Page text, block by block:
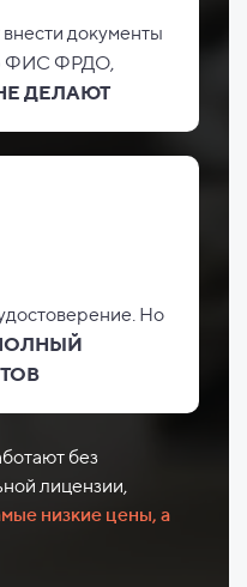
документы
ФИС ФРДО,
ДЕЛАЮТ
Но
без
лицензии,
низкие цены, а